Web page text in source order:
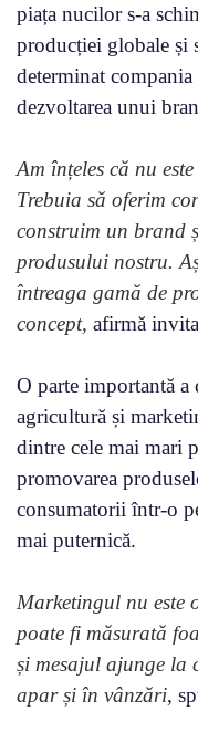
piața nucilor s-a
producției globale și
determinat compania
dezvoltarea unui
Am înțeles că nu
Trebuia să oferim
construim un brand
produsului nostru.
întreaga gamă de
concept, afirmă
O parte importantă a
agricultură și
dintre cele mai mari
promovarea
consumatorii într-o
mai puternică.
Marketingul nu este
poate fi măsurată
și mesajul ajunge la
apar și în vânzări,